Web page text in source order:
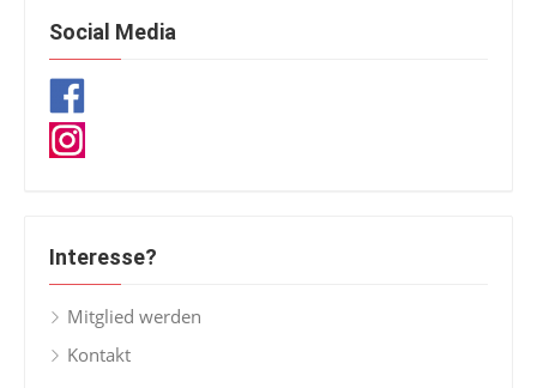
Social Media
Interesse?
Mitglied werden
Kontakt